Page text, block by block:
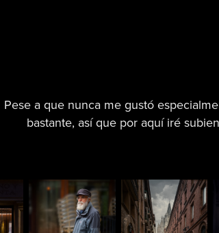
Pese a que nunca me gustó
bastante, así que por aquí iré